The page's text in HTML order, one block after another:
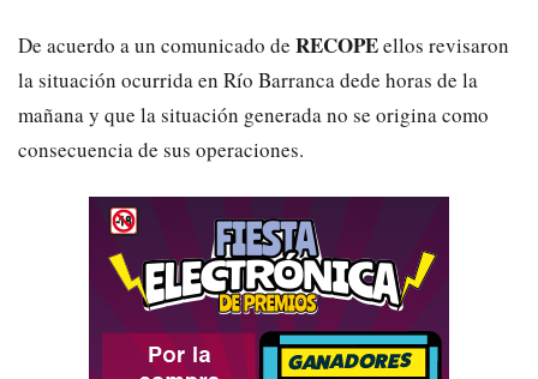
De acuerdo a un comunicado de RECOPEellos revisaron
la situación ocurrida en Río Barranca dede horas de la
mañana y que la situación generada no se origina como
consecuencia de sus operaciones.